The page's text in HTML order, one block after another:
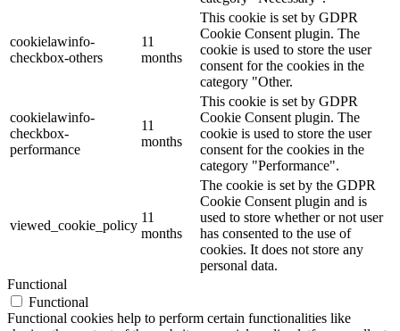
cookielawinfo-
checkbox-others
11
months
This cookie is set by GDPR
Cookie Consent plugin. The
cookie is used to store the user
consent for the cookies in the
category "Other.
cookielawinfo-
checkbox-
performance
11
months
This cookie is set by GDPR
Cookie Consent plugin. The
cookie is used to store the user
consent for the cookies in the
category "Performance".
viewed_cookie_policy
11
months
The cookie is set by the GDPR
Cookie Consent plugin and is
used to store whether or not user
has consented to the use of
cookies. It does not store any
personal data.
Functional
Functional
Functional cookies help to perform certain functionalities like